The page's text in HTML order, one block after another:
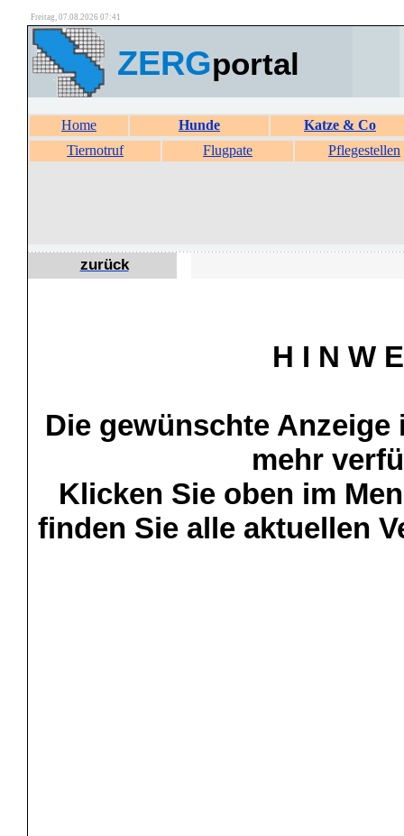
Freitag, 07.08.2026 07:41
ZERGportal
Home Hunde
Katze & Co
Tiernotruf
Flugpate Pflegestellen
zurück
H I N W
Die gewünschte
mehr
Klicken Sie oben im
finden Sie alle aktuellen